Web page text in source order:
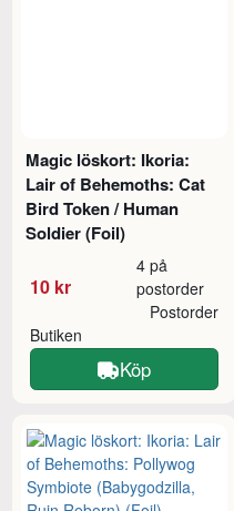
Magic löskort: Ikoria:
Lair of Behemoths: Cat
Bird Token / Human
Soldier (Foil)
10 kr
4 på
postorder
Butiken
Postorder
Köp